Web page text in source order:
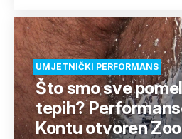
UMJETNIČKI PERFORMANS
Što smo sve
tepih?
Kontu otvoren